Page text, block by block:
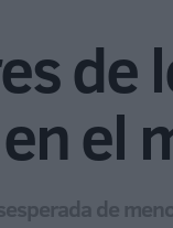
de
el
de